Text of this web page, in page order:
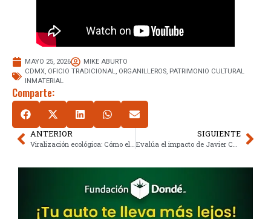
MAYO 25, 2026
MIKE ABURTO
CDMX, OFICIO TRADICIONAL, ORGANILLEROS, PATRIMONIO CULTURAL
INMATERIAL
Comparte:
ANTERIOR
Viralización ecológica: Cómo el activismo digital salvaguarda ecosistemas
SIGUIENTE
Evalúa el impacto de Javier Coello Trejo, ‘Fiscal de Hierro’ en México